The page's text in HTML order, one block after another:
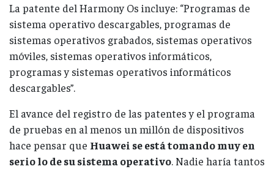
La patente del Harmony Os incluye: “Programas de
sistema operativo descargables, programas de
sistemas operativos grabados, sistemas operativos
móviles, sistemas operativos informáticos,
programas y sistemas operativos informáticos
descargables”.
El avance del registro de las patentes y el programa
de pruebas en al menos un millón de dispositivos
hace pensar que Huawei se está tomando muy en
serio lo de su sistema operativo. Nadie haría tantos